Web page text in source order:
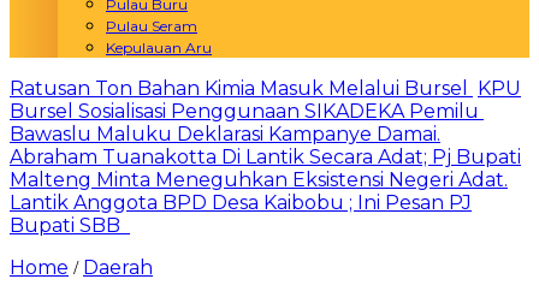
Pulau Buru
Pulau Seram
Kepulauan Aru
Ratusan Ton Bahan Kimia Masuk Melalui Bursel
KPU
Bursel Sosialisasi Penggunaan SIKADEKA Pemilu
Bawaslu Maluku Deklarasi Kampanye Damai.
Abraham Tuanakotta Di Lantik Secara Adat; Pj Bupati
Malteng Minta Meneguhkan Eksistensi Negeri Adat.
Lantik Anggota BPD Desa Kaibobu ; Ini Pesan PJ
Bupati SBB
Home / Daerah